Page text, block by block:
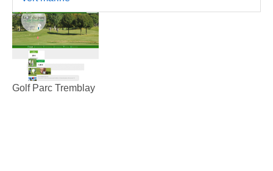
Golf Parc Tremblay